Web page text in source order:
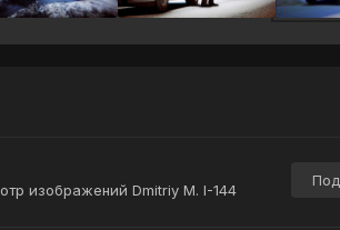
изображений Dmitriy M. I-144